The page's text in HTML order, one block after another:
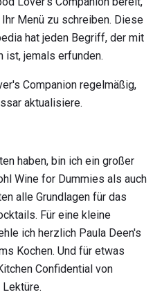
Menü zu schreiben. Diese
hat jeden Begriff, der mit
ist, jemals erfunden.
Companion regelmäßig,
aktualisiere.
haben, bin ich ein großer
Wine for Dummies als auch
alle Grundlagen für das
Für eine kleine
ich herzlich Paula Deen's
Kochen. Und für etwas
Confidential von